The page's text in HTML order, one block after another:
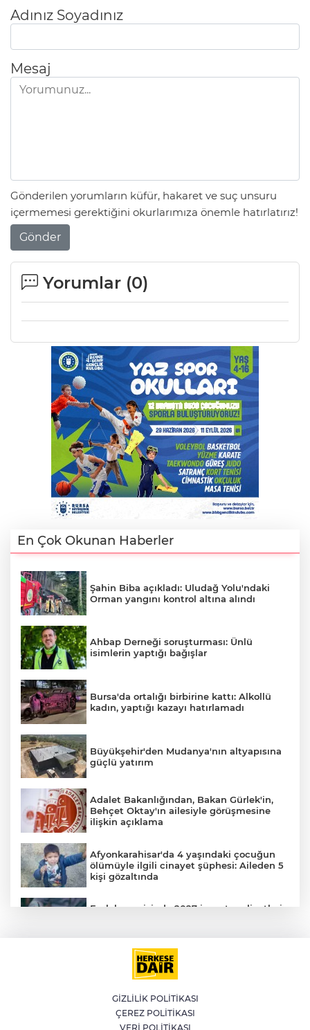
Adınız Soyadınız
Mesaj
Gönderilen yorumların küfür, hakaret ve suç unsuru
içermemesi gerektiğini okurlarımıza önemle hatırlatırız!
Gönder
Yorumlar (0)
En Çok Okunan Haberler
Şahin Biba açıkladı: Uludağ Yolu'ndaki
Orman yangını kontrol altına alındı
Ahbap Derneği soruşturması: Ünlü
isimlerin yaptığı bağışlar
Bursa'da ortalığı birbirine kattı: Alkollü
kadın, yaptığı kazayı hatırlamadı
Büyükşehir'den Mudanya'nın altyapısına
güçlü yatırım
Adalet Bakanlığından, Bakan Gürlek'in,
Behçet Oktay'ın ailesiyle görüşmesine
ilişkin açıklama
Afyonkarahisar'da 4 yaşındaki çocuğun
ölümüyle ilgili cinayet şüphesi: Aileden 5
kişi gözaltında
Emlak vergisinde 2027 inşaat maliyetleri
YILDIRIM’DA ÇOCUKLAR SPORLA
BÜYÜYOR
Bursa'da İznik Gölü'ne düşen bir kişi
GİZLİLİK POLİTİKASI
ÇEREZ POLİTİKASI
VERİ POLİTİKASI